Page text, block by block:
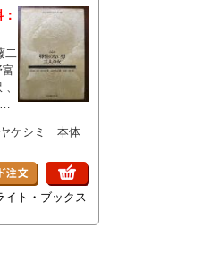
二
ケシミ 本体
イト・ブックス